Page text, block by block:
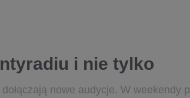
i nie tylko
nowe audycje. W weekendy